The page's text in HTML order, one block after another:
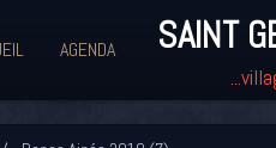
AGENDA SAINT